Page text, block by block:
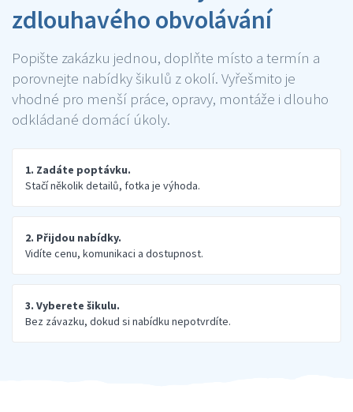
zdlouhavého obvolávání
Popište zakázku jednou, doplňte místo a termín a
porovnejte nabídky šikulů z okolí. Vyřešmito je
vhodné pro menší práce, opravy, montáže i dlouho
odkládané domácí úkoly.
1. Zadáte poptávku.
Stačí několik detailů, fotka je výhoda.
2. Přijdou nabídky.
Vidíte cenu, komunikaci a dostupnost.
3. Vyberete šikulu.
Bez závazku, dokud si nabídku nepotvrdíte.